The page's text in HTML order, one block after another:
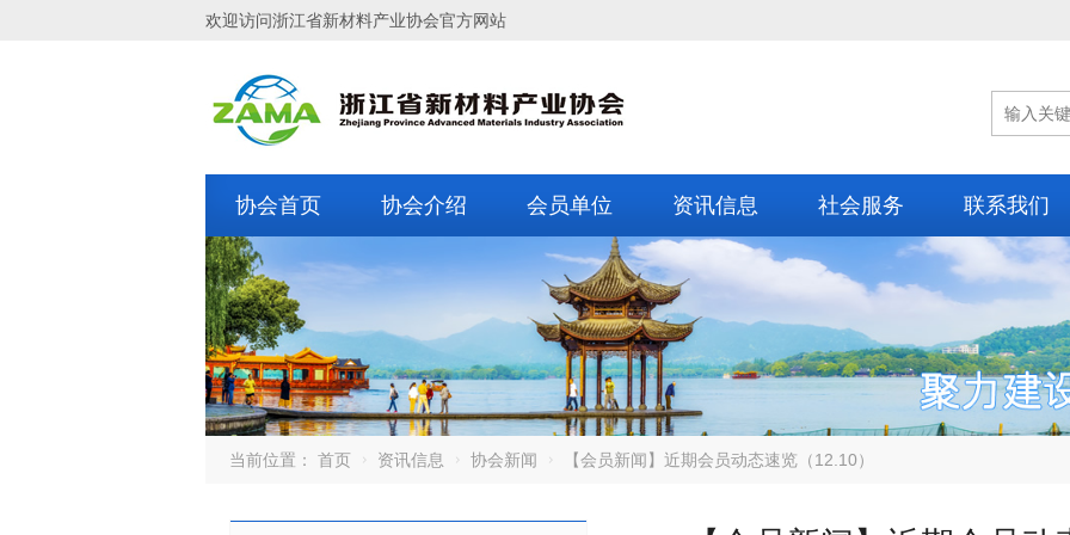
欢迎访问浙江省新材料产业协会官方网站
协会首页 协会介绍 会员单位 资讯信息 社会服务 联系我们
当前位置： 首页 资讯信息 协会新闻 【会员新闻】近期会员动态速览（12.10）